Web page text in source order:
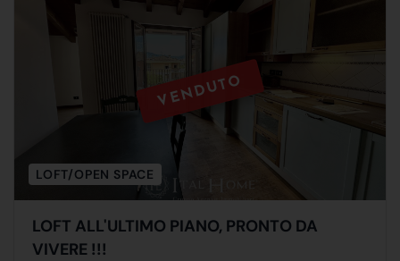
VENDUTO
LOFT/OPEN SPACE
LOFT ALL'ULTIMO PIANO, PRONTO DA
VIVERE !!!